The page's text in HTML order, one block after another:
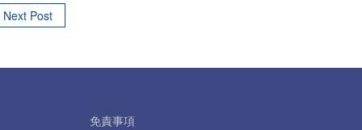
Next Post
免責事項